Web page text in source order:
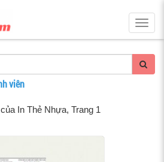
viên
In Thẻ Nhựa, Trang 1